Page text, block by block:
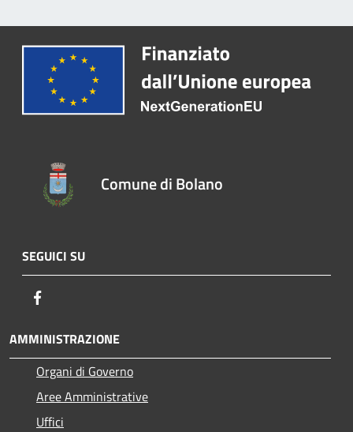
Comune di Bolano
SEGUICI SU
AMMINISTRAZIONE
Organi di Governo
Aree Amministrative
Uffici